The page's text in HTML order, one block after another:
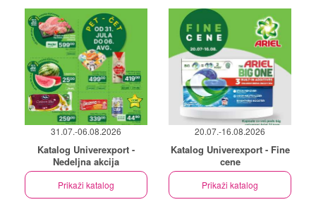
31.07.-06.08.2026
Katalog Univerexport -
Nedeljna akcija
Prikaži katalog
20.07.-16.08.2026
Katalog Univerexport - Fine
cene
Prikaži katalog